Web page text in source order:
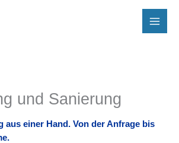
und Sanierung
aus einer Hand. Von der Anfrage bis